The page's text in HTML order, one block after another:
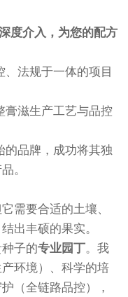
度介入，为您的配方
、法规于一体的项目
膏滋生产工艺与品控
的品牌，成功将其独
。
需要合适的土壤、
出丰硕的果实。
子的专业园丁。我
环境）、科学的培
（全链路品控），